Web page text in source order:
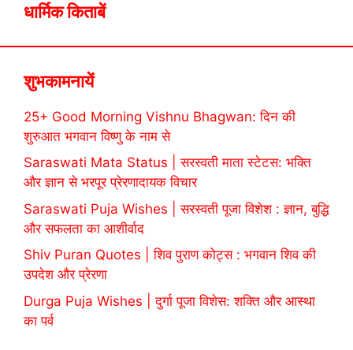
धार्मिक किताबें
शुभकामनायें
25+ Good Morning Vishnu Bhagwan: दिन की
शुरुआत भगवान विष्णु के नाम से
Saraswati Mata Status | सरस्वती माता स्टेटस: भक्ति
और ज्ञान से भरपूर प्रेरणादायक विचार
Saraswati Puja Wishes | सरस्वती पूजा विशेश : ज्ञान, बुद्धि
और सफलता का आशीर्वाद
Shiv Puran Quotes | शिव पुराण कोट्स : भगवान शिव की
उपदेश और प्रेरणा
Durga Puja Wishes | दुर्गा पूजा विशेस: शक्ति और आस्था
का पर्व